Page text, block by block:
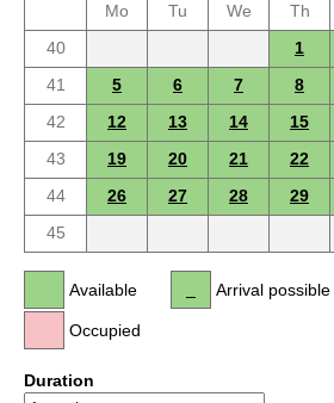
Mo
Tu We Th
40
1
41
5 6 7 8
42
12 13 14 15
43
19 20 21 22
44
26 27 28 29
45
Available
Occupied
Arrival possible
Duration